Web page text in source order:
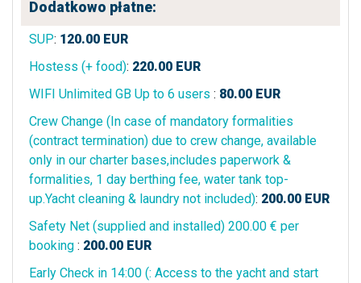
Dodatkowo płatne:
SUP: 120.00 EUR
Hostess (+ food): 220.00 EUR
WIFI Unlimited GB Up to 6 users : 80.00 EUR
Crew Change (In case of mandatory formalities
(contract termination) due to crew change, available
only in our charter bases,includes paperwork &
formalities, 1 day berthing fee, water tank top-
up.Yacht cleaning & laundry not included): 200.00 EUR
Safety Net (supplied and installed) 200.00 € per
booking : 200.00 EUR
Early Check in 14:00 (: Access to the yacht and start